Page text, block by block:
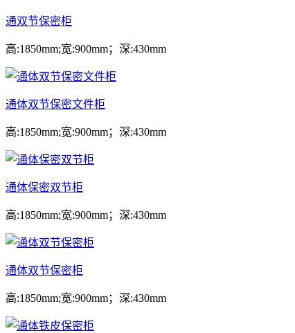
通双节保密柜
高:1850mm;宽:900mm；深:430mm
通体双节保密文件柜
高:1850mm;宽:900mm；深:430mm
通体保密双节柜
高:1850mm;宽:900mm；深:430mm
通体双节保密柜
高:1850mm;宽:900mm；深:430mm